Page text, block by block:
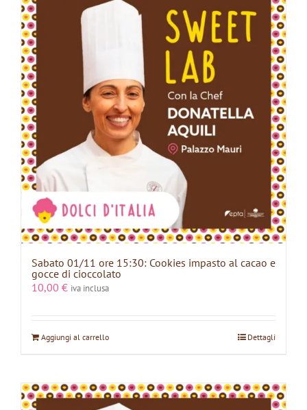
Sabato 01/11 ore 15:30: Cookies impasto al cacao e
gocce di cioccolato
10,00 € iva inclusa
Aggiungi al carrello Dettagli